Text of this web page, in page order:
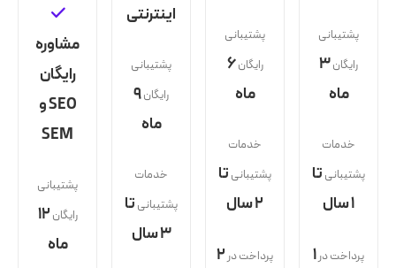
پشتیبانی
رایگان۳
ماه
خدمات
پشتیبانی تا
۱ سال
پرداخت در۱
پشتیبانی
رایگان۶
ماه
خدمات
پشتیبانی تا
۲ سال
پرداخت در ۲
اینترنتی
پشتیبانی
رایگان۹
ماه
خدمات
پشتیبانی تا
۳ سال
مشاوره
رایگان
SEO و
SEM
پشتیبانی
رایگان ١٢
ماه